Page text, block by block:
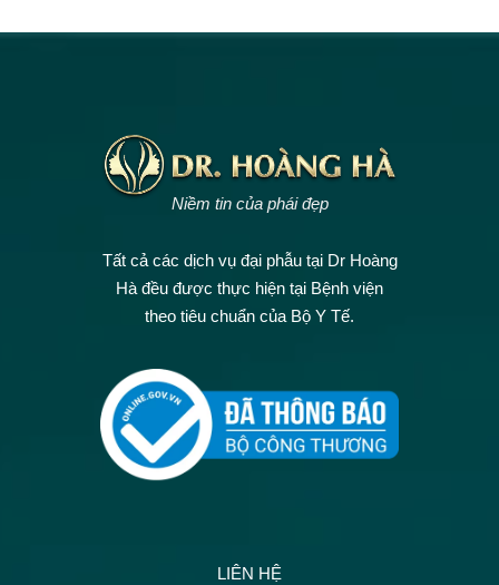
Niềm tin của phái đẹp
Tất cả các dịch vụ đại phẫu tại Dr Hoàng
Hà đều được thực hiện tại Bệnh viện
theo tiêu chuẩn của Bộ Y Tế.
LIÊN HỆ